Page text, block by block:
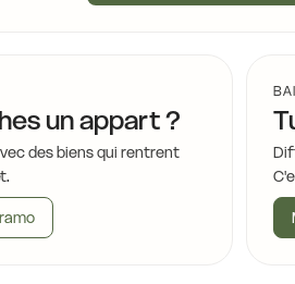
un appart ?
des biens qui rentrent